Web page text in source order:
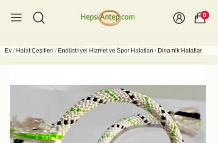
0
Ev Halat Çeşitleri Endüstriyel Hizmet ve Spor Halatları Dinamik Halatlar